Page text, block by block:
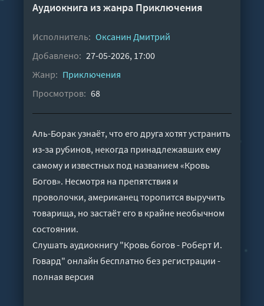
Аудиокнига из жанра Приключения
Исполнитель: Оксанин Дмитрий
Добавлено: 27-05-2026, 17:00
Жанр: Приключения
Просмотров: 68
Аль-Борак узнаёт, что его друга хотят устранить
из‑за рубинов, некогда принадлежавших ему
самому и известных под названием «Кровь
Богов». Несмотря на препятствия и
проволочки, американец торопится выручить
товарища, но застаёт его в крайне необычном
состоянии.
Слушать аудиокнигу "Кровь богов - Роберт И.
Говард" онлайн бесплатно без регистрации -
полная версия